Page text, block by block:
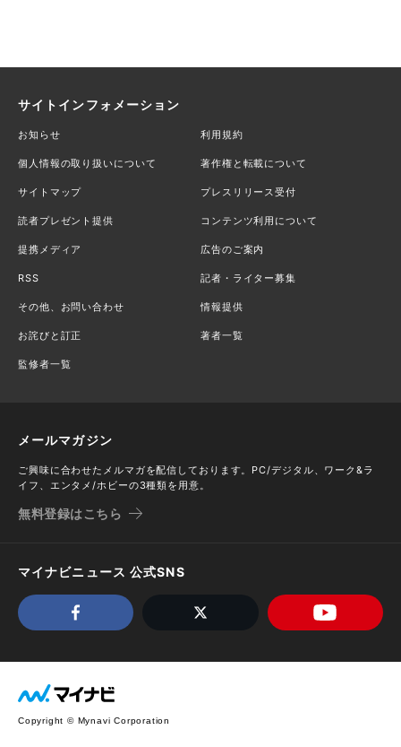
サイトインフォメーション
お知らせ 利用規約
個人情報の取り扱いについて 著作権と転載について
サイトマップ プレスリリース受付
読者プレゼント提供 コンテンツ利用について
提携メディア 広告のご案内
RSS 記者・ライター募集
その他、お問い合わせ 情報提供
お詫びと訂正 著者一覧
監修者一覧
メールマガジン
ご興味に合わせたメルマガを配信しております。PC/デジタル、ワーク&ラ
イフ、エンタメ/ホビーの3種類を用意。
無料登録はこちら
マイナビニュース 公式SNS
Copyright © Mynavi Corporation